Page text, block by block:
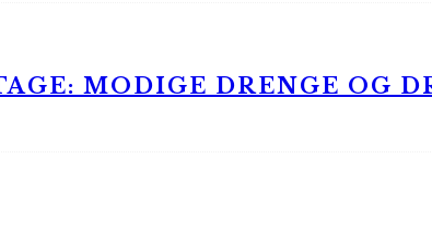
MODIGE DRENGE OG